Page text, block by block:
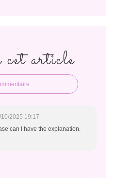
article
2025 19:17
can I have the explanation.